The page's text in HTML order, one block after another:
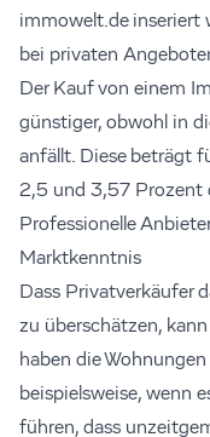
immowelt.de inseriert
bei privaten
Der Kauf von einem
günstiger, obwohl in
anfällt. Diese beträgt
2,5 und 3,57 Prozent
Professionelle
Marktkenntnis
Dass Privatverkäufer
zu überschätzen,
haben die
beispielsweise, wenn
führen, dass